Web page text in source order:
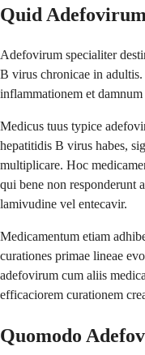
Quid
Adefovirum specialiter
B virus chronicae in
inflammationem et
Medicus tuus typice
hepatitidis B virus habes,
multiplicare. Hoc
qui bene non responderunt
lamivudine vel entecavir.
Medicamentum etiam
curationes primae lineae
adefovirum cum aliis
efficaciorem curationem
Quomodo